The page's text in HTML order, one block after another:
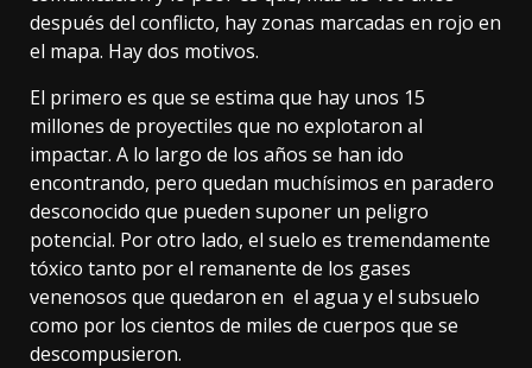
después del conflicto, hay zonas marcadas en rojo en
el mapa. Hay dos motivos.
El primero es que se estima que hay unos 15
millones de proyectiles que no explotaron al
impactar. A lo largo de los años se han ido
encontrando, pero quedan muchísimos en paradero
desconocido que pueden suponer un peligro
potencial. Por otro lado, el suelo es tremendamente
tóxico tanto por el remanente de los gases
venenosos que quedaron en el agua y el subsuelo
como por los cientos de miles de cuerpos que se
descompusieron.